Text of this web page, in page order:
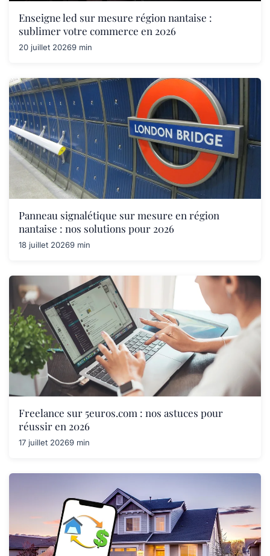
Enseigne led sur mesure région nantaise :
sublimer votre commerce en 2026
20 juillet 20269 min
Panneau signalétique sur mesure en région
nantaise : nos solutions pour 2026
18 juillet 20269 min
Freelance sur 5euros.com : nos astuces pour
réussir en 2026
17 juillet 20269 min